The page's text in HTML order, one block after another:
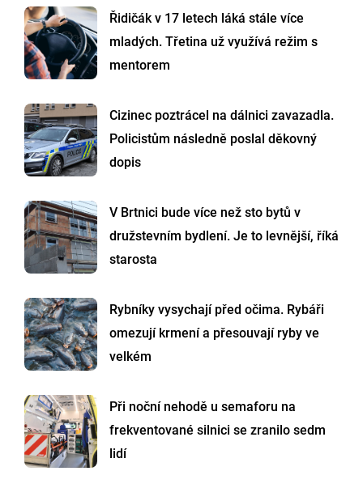
Řidičák v 17 letech láká stále více
mladých. Třetina už využívá režim s
mentorem
Cizinec poztrácel na dálnici zavazadla.
Policistům následně poslal děkovný
dopis
V Brtnici bude více než sto bytů v
družstevním bydlení. Je to levnější, říká
starosta
Rybníky vysychají před očima. Rybáři
omezují krmení a přesouvají ryby ve
velkém
Při noční nehodě u semaforu na
frekventované silnici se zranilo sedm
lidí